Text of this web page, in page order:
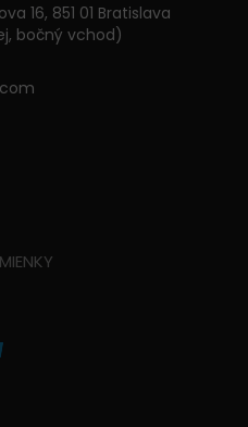
16, 851 01 Bratislava
bočný vchod)